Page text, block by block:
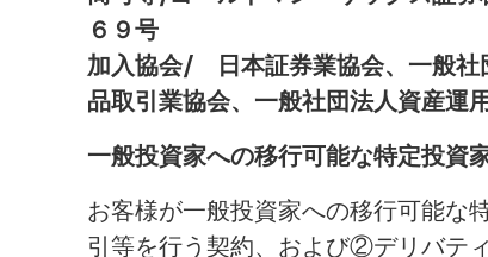
６９号
加入協会/ 日本証券業協会、一般社
品取引業協会、一般社団法人資産運
一般投資家への移行可能な特定投資
お客様が一般投資家への移行可能な
引等を行う契約、および②デリバテ